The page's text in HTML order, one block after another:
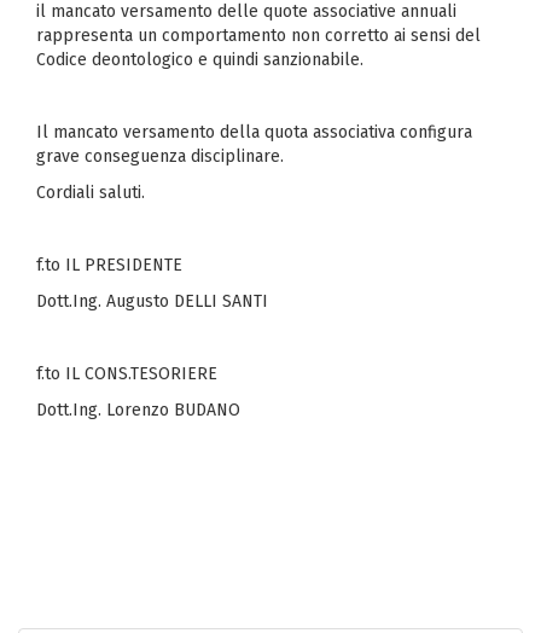
il mancato versamento delle quote associative annuali
rappresenta un comportamento non corretto ai sensi del
Codice deontologico e quindi sanzionabile.
Il mancato versamento della quota associativa configura
grave conseguenza disciplinare.
Cordiali saluti.
f.to IL PRESIDENTE
Dott.Ing. Augusto DELLI SANTI
f.to IL CONS.TESORIERE
Dott.Ing. Lorenzo BUDANO